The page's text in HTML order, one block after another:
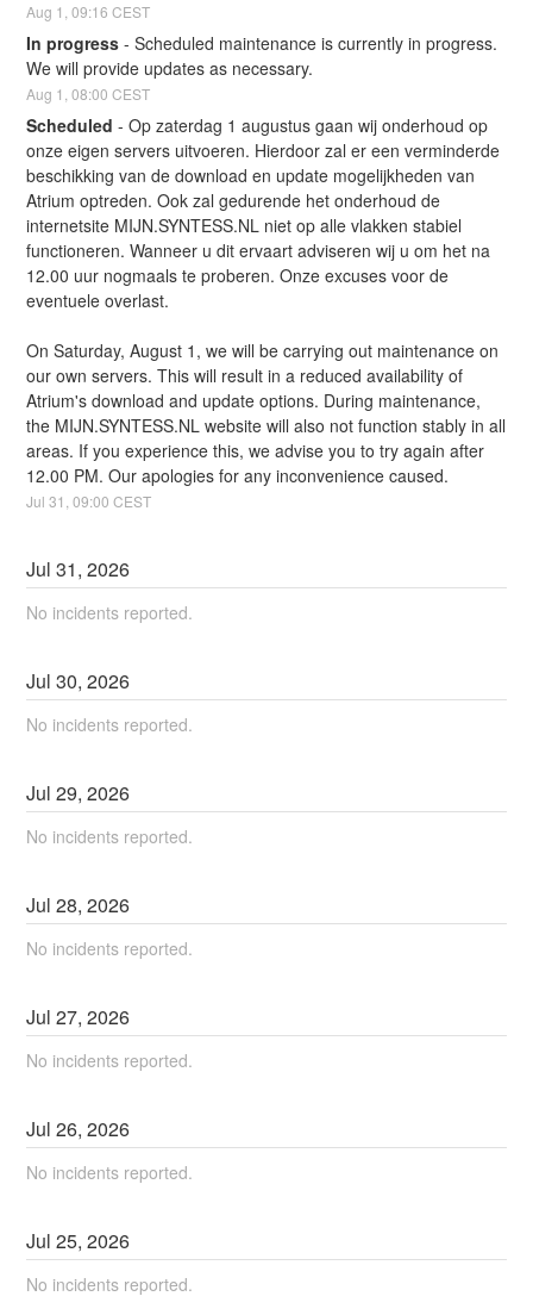
Aug 1 ,09:16 CEST
In progress -Scheduled maintenance is currently in progress.
We will provide updates as necessary.
Aug 1 ,08:00 CEST
Scheduled -Op zaterdag 1 augustus gaan wij onderhoud op
onze eigen servers uitvoeren. Hierdoor zal er een verminderde
beschikking van de download en update mogelijkheden van
Atrium optreden. Ook zal gedurende het onderhoud de
internetsite MIJN.SYNTESS.NL niet op alle vlakken stabiel
functioneren. Wanneer u dit ervaart adviseren wij u om het na
12.00 uur nogmaals te proberen. Onze excuses voor de
eventuele overlast.
On Saturday, August 1, we will be carrying out maintenance on
our own servers. This will result in a reduced availability of
Atrium's download and update options. During maintenance,
the MIJN.SYNTESS.NL website will also not function stably in all
areas. If you experience this, we advise you to try again after
12.00 PM. Our apologies for any inconvenience caused.
Jul31 ,09:00 CEST
Jul31,2026
No incidents reported.
Jul30,2026
No incidents reported.
Jul29,2026
No incidents reported.
Jul28,2026
No incidents reported.
Jul27,2026
No incidents reported.
Jul26,2026
No incidents reported.
Jul25,2026
No incidents reported.